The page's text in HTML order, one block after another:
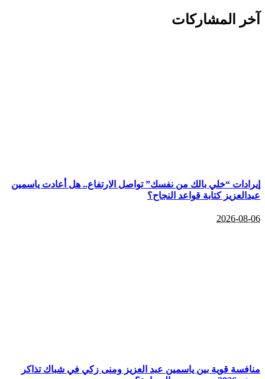
آخر المشاركات
إيرادات “خلي بالك من نفسك” تواصل الارتفاع.. هل أعادت ياسمين
عبدالعزيز كتابة قواعد النجاح؟
2026-08-06
منافسة قوية بين ياسمين عبد العزيز ومنى زكي في شباك تذاكر